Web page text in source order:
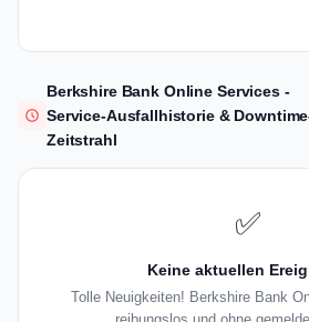
Berkshire Bank Online Services -
Service-Ausfallhistorie &
Zeitstrahl
✅
Keine aktuellen
Tolle Neuigkeiten! Berkshire Bank